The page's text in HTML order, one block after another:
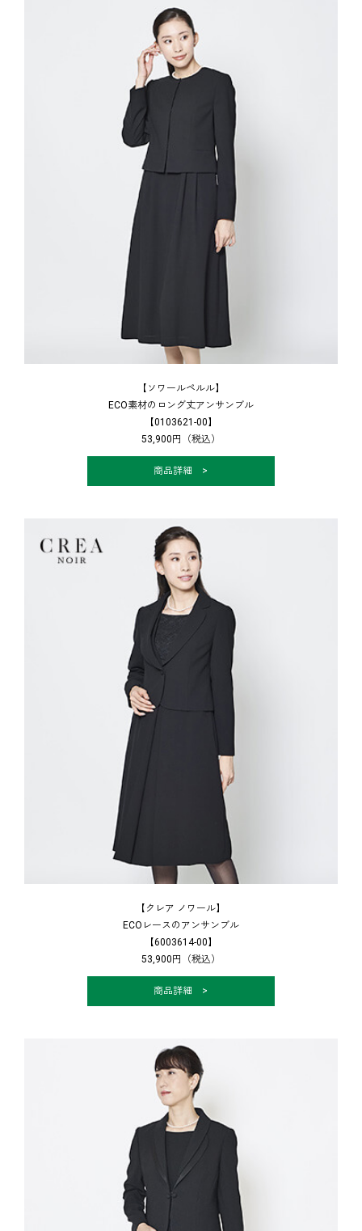
【ソワールペルル】
ECO素材のロング丈アンサンブル
【0103621-00】
53,900円（税込）
商品詳細 >
【クレア ノワール】
ECOレースのアンサンブル
【6003614-00】
53,900円（税込）
商品詳細 >